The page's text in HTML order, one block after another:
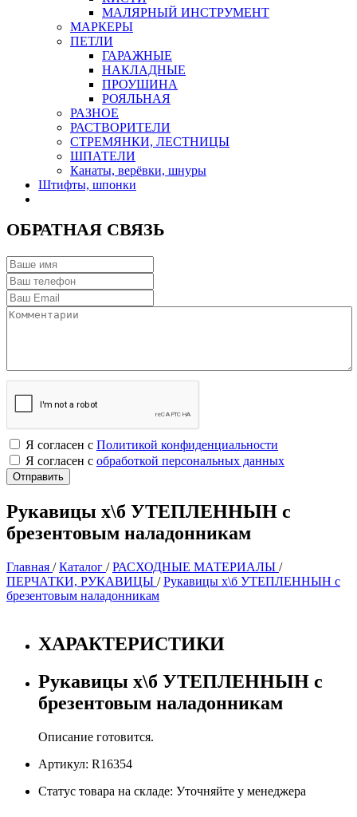
МАЛЯРНЫЙ ИНСТРУМЕНТ
МАРКЕРЫ
ПЕТЛИ
ГАРАЖНЫЕ
НАКЛАДНЫЕ
ПРОУШИНА
РОЯЛЬНАЯ
РАЗНОЕ
РАСТВОРИТЕЛИ
СТРЕМЯНКИ, ЛЕСТНИЦЫ
ШПАТЕЛИ
Канаты, верёвки, шнуры
Штифты, шпонки
ОБРАТНАЯ СВЯЗЬ
Я согласен с Политикой конфиденциальности
Я согласен с обработкой персональных данных
Рукавицы х\б УТЕПЛЕННЫН с
брезентовым наладонникам
Главная /Каталог /РАСХОДНЫЕ МАТЕРИАЛЫ /
ПЕРЧАТКИ, РУКАВИЦЫ /Рукавицы х\б УТЕПЛЕННЫН с
брезентовым наладонникам
ХАРАКТЕРИСТИКИ
Рукавицы х\б УТЕПЛЕННЫН с
брезентовым наладонникам
Описание готовится.
Артикул: R16354
Статус товара на складе: Уточняйте у менеджера